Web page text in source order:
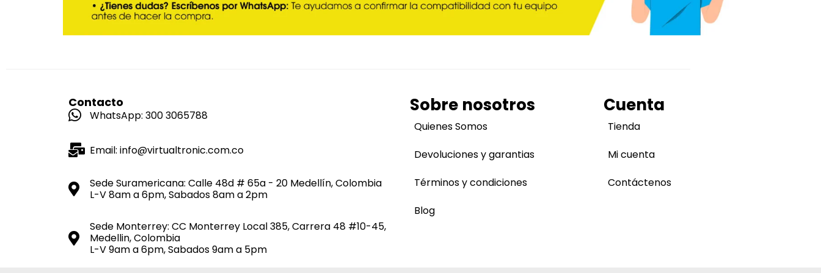
Contacto
WhatsApp: 300 3065788
Email: info@virtualtronic.com.co
Sede Suramericana: Calle 48d # 65a - 20 Medellín, Colombia
L-V 8am a 6pm, Sabados 8am a 2pm
Sede Monterrey: CC Monterrey Local 385, Carrera 48 #10-45,
Medellin, Colombia
L-V 9am a 6pm, Sabados 9am a 5pm
Sobre nosotros
Quienes Somos
Devoluciones y garantias
Términos y condiciones
Blog
Cuenta
Tienda
Mi cuenta
Contáctenos